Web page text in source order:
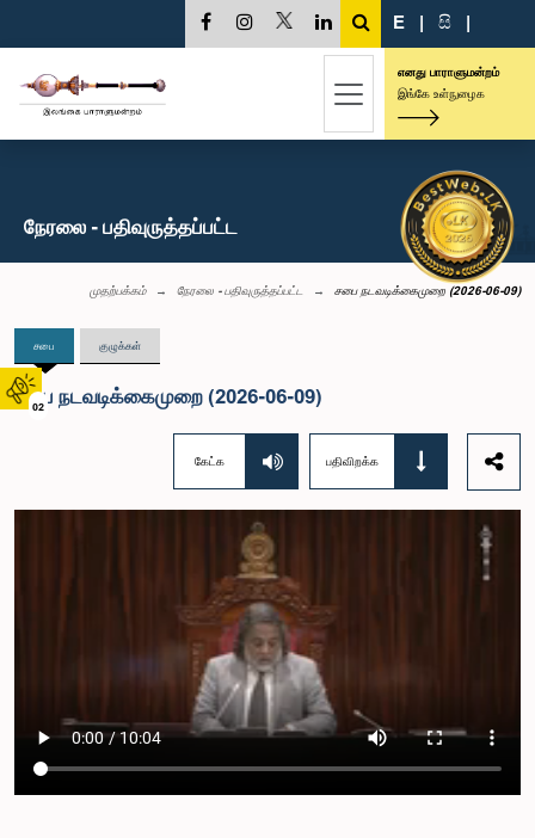
02
E | සි |
எனது பாராளுமன்றம்
இங்கே உள்நுழைக
நேரலை - பதிவுருத்தப்பட்ட
முதற்பக்கம் நேரலை - பதிவுருத்தப்பட்ட சபை நடவடிக்கைமுறை (2026-06-09)
சபை குழுக்கள்
சபை நடவடிக்கைமுறை (2026-06-09)
கேட்க பதிவிறக்க